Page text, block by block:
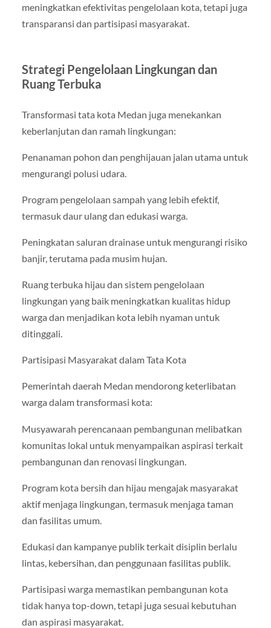
meningkatkan efektivitas pengelolaan kota, tetapi juga
transparansi dan partisipasi masyarakat.
Strategi Pengelolaan Lingkungan dan
Ruang Terbuka
Transformasi tata kota Medan juga menekankan
keberlanjutan dan ramah lingkungan:
Penanaman pohon dan penghijauan jalan utama untuk
mengurangi polusi udara.
Program pengelolaan sampah yang lebih efektif,
termasuk daur ulang dan edukasi warga.
Peningkatan saluran drainase untuk mengurangi risiko
banjir, terutama pada musim hujan.
Ruang terbuka hijau dan sistem pengelolaan
lingkungan yang baik meningkatkan kualitas hidup
warga dan menjadikan kota lebih nyaman untuk
ditinggali.
Partisipasi Masyarakat dalam Tata Kota
Pemerintah daerah Medan mendorong keterlibatan
warga dalam transformasi kota:
Musyawarah perencanaan pembangunan melibatkan
komunitas lokal untuk menyampaikan aspirasi terkait
pembangunan dan renovasi lingkungan.
Program kota bersih dan hijau mengajak masyarakat
aktif menjaga lingkungan, termasuk menjaga taman
dan fasilitas umum.
Edukasi dan kampanye publik terkait disiplin berlalu
lintas, kebersihan, dan penggunaan fasilitas publik.
Partisipasi warga memastikan pembangunan kota
tidak hanya top-down, tetapi juga sesuai kebutuhan
dan aspirasi masyarakat.